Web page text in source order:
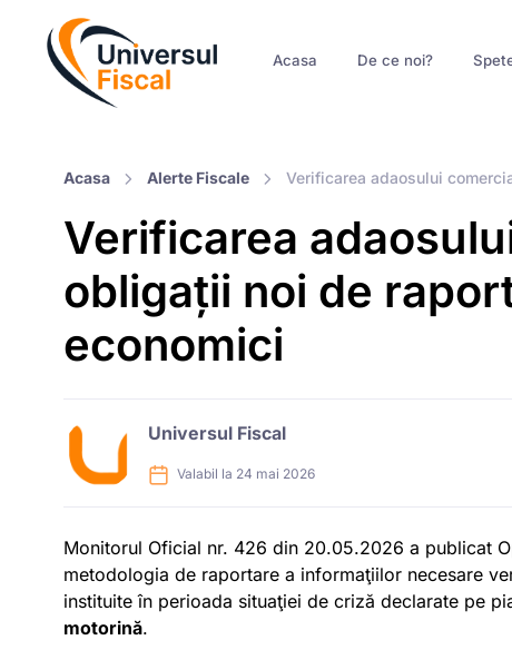
Acasa De ce noi?
Acasa Alerte Fiscale Verificarea adaosului
Verificarea
obligații noi de
economici
Universul Fiscal
Valabil la 24 mai 2026
Monitorul Oficial nr. 426 din 20.05.2026 a publicat
metodologia de raportare a informaţiilor necesare
instituite în perioada situaţiei de criză declarate pe
motorină.